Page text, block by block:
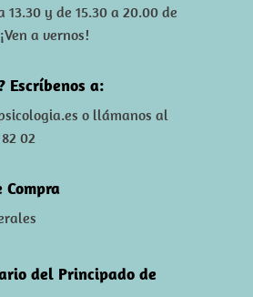
13.30 y de 15.30 a 20.00 de
a vernos!
Escríbenos a:
o llámanos al
02
Compra
del Principado de